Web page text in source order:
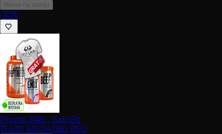
Nema na stanju
-10%
Promo PAK - ExtriFit
15.630 RSD14.060 RSD